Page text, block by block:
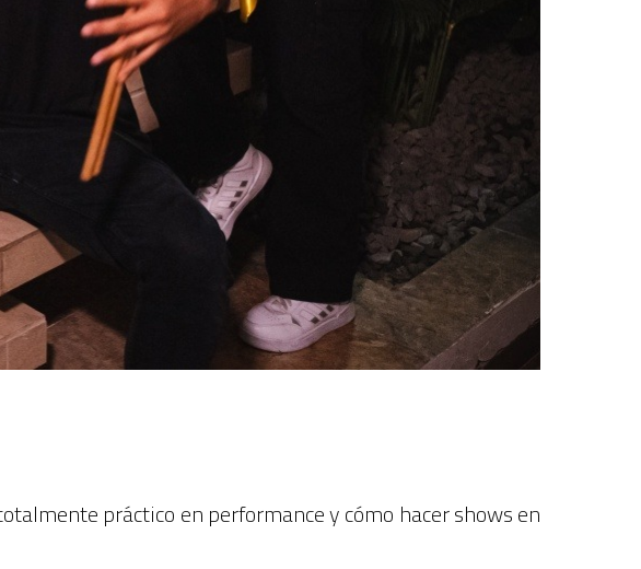
práctico en performance y cómo hacer shows en